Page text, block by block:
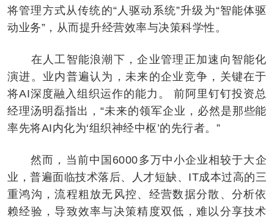
将管理方式从传统的“人驱动系统”升级为“智能体驱
动业务”，从而提升经营效率与决策科学性。
在人工智能浪潮下，企业管理正加速向智能化
演进。业内普遍认为，未来的企业竞争，关键在于
将AI深度融入组织运作的能力。 前阿里钉钉投资总
经理汤明磊指出，“未来的领军企业，必然是那些能
率先将AI内化为‘组织神经中枢’的先行者。”
然而，当前中国6000多万中小企业相较于大企
业，普遍面临技术落后、人才短缺、IT成本过高的三
重鸿沟，流程粗放无风控、经营数据分散、分析依
赖经验，导致效率与决策精度双低，难以分享技术